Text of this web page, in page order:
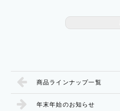
商品ラインナップ一覧
年末年始のお知らせ